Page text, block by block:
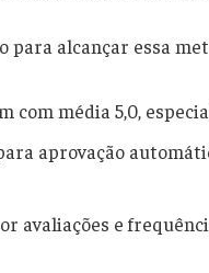
para alcançar essa
com média 5,0,
aprovação
avaliações e